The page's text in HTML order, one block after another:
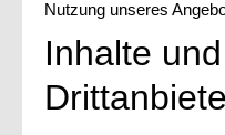
Nutzung unseres
Inhalte